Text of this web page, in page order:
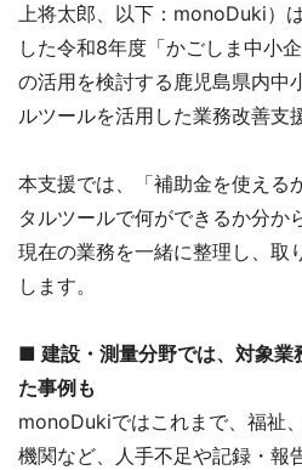
上将太郎、以下：monoDuki）
した令和8年度「かごしま中小
の活用を検討する鹿児島県内中
ルツールを活用した業務改善支
本支援では、「補助金を使える
タルツールで何ができるか分か
現在の業務を一緒に整理し、取
します。
■ 建設・測量分野では、対象業
た事例も
monoDukiではこれまで、福祉
機関など、人手不足や記録・報